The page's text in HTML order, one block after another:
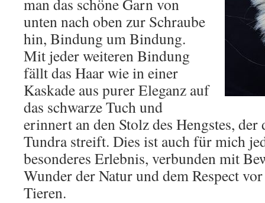
man das schöne Garn von
unten nach oben zur Schraube
hin, Bindung um Bindung.
Mit jeder weiteren Bindung
fällt das Haar wie in einer
Kaskade aus purer Eleganz auf
das schwarze Tuch und
erinnert an den Stolz des Hengstes,
Tundra streift. Dies ist auch für mich
besonderes Erlebnis, verbunden mit
Wunder der Natur und dem Respect
Tieren.